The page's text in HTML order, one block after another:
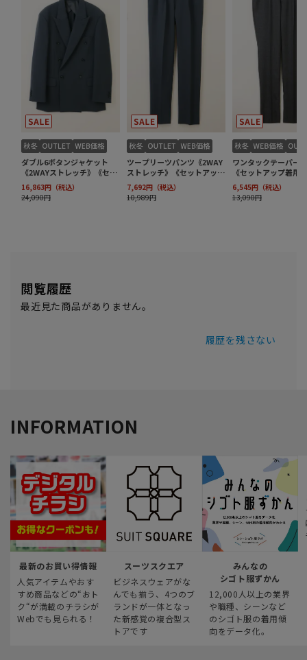
閲覧履歴
最近見た商品がありません。
履歴を残さない
INFORMATION
最新のお買い得情報
人気アイテムやおす
すめ商品などの“おト
ク“が満載のチラシが
Webでも見られる！
スーツスクエア
ビジネスウェアがな
んでも揃う、4つのブ
ランドが一体となっ
た新感覚の複合型ス
トアです
みんなの
シゴト服ずかん
12,000人以上の業界
や職種、シーンなど
のシゴト服の着用傾
向をデータ化。